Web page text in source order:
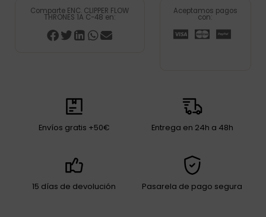
Comparte ENC. CLIPPER FLOW
THRONES 1A C-48 en:
Aceptamos pagos
con:
Envíos gratis +50€ Entrega en 24h a 48h
15 días de devolución Pasarela de pago segura